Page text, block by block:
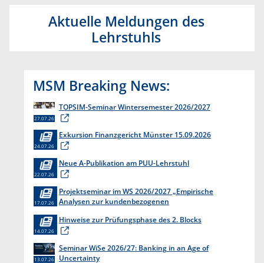
Aktuelle Meldungen des
Lehrstuhls
MSM Breaking News:
TOPSIM-Seminar Wintersemester 2026/2027
27.07.26
Exkursion Finanzgericht Münster 15.09.2026
24.07.26
Neue A-Publikation am PUU-Lehrstuhl
22.07.26
Projektseminar im WS 2026/2027 „Empirische
Analysen zur kundenbezogenen
17.07.26
Hinweise zur Prüfungsphase des 2. Blocks
14.07.26
Seminar WiSe 2026/27: Banking in an Age of
Uncertainty
13.07.26